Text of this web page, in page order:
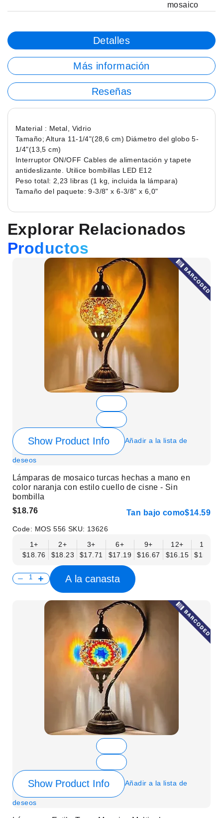
mosaico
Detalles
Más información
Reseñas
Material : Metal, Vidrio
Tamaño; Altura 11-1/4"(28,6 cm) Diámetro del globo 5-
1/4"(13,5 cm)
Interruptor ON/OFF Cables de alimentación y tapete
antideslizante. Utilice bombillas LED E12
Peso total: 2,23 libras (1 kg, incluida la lámpara)
Tamaño del paquete: 9-3/8" x 6-3/8" x 6,0"
Explorar Relacionados
Productos
Show Product Info Añadir a la lista de
deseos
Lámparas de mosaico turcas hechas a mano en
color naranja con estilo cuello de cisne - Sin
bombilla
$18.76
Tan bajo como$14.59
Code: MOS 556 SKU: 13626
1+
$18.76
2+
$18.23
3+
$17.71
6+
$17.19
9+
$16.67
12+
$16.15
15+
$15.63
A la canasta
Show Product Info Añadir a la lista de
deseos